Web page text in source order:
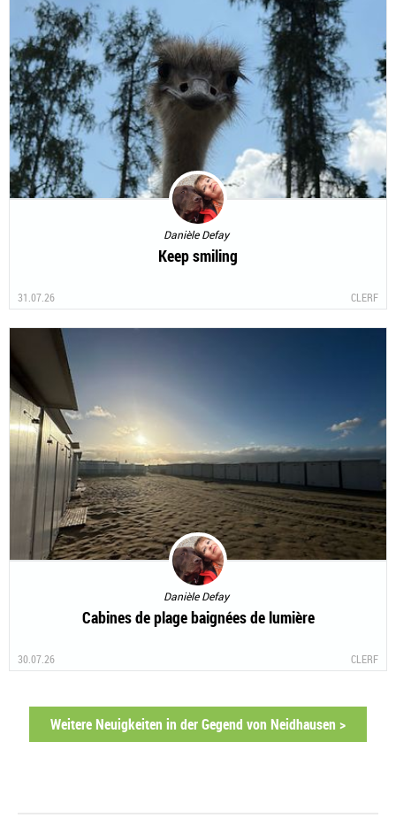
Danièle Defay
Keep smiling
31.07.26 CLERF
Danièle Defay
Cabines de plage baignées de lumière
30.07.26 CLERF
Weitere Neuigkeiten in der Gegend von Neidhausen >